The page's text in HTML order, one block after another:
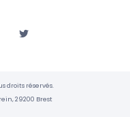
droits réservés.
29200 Brest